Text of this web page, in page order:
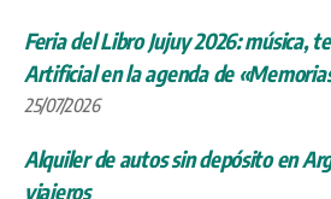
Feria del Libro Jujuy 2026: música,
Artificial en la agenda de
25/07/2026
Alquiler de autos sin depósito en
viajeros